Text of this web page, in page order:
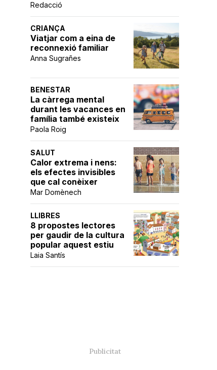
Redacció
CRIANÇA
Viatjar com a eina de
reconnexió familiar
Anna Sugrañes
BENESTAR
La càrrega mental
durant les vacances en
família també existeix
Paola Roig
SALUT
Calor extrema i nens:
els efectes invisibles
que cal conèixer
Mar Domènech
LLIBRES
8 propostes lectores
per gaudir de la cultura
popular aquest estiu
Laia Santís